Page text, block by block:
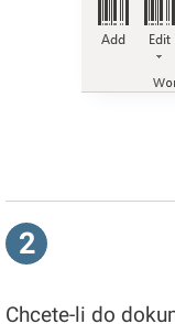
2
Chcete-li do